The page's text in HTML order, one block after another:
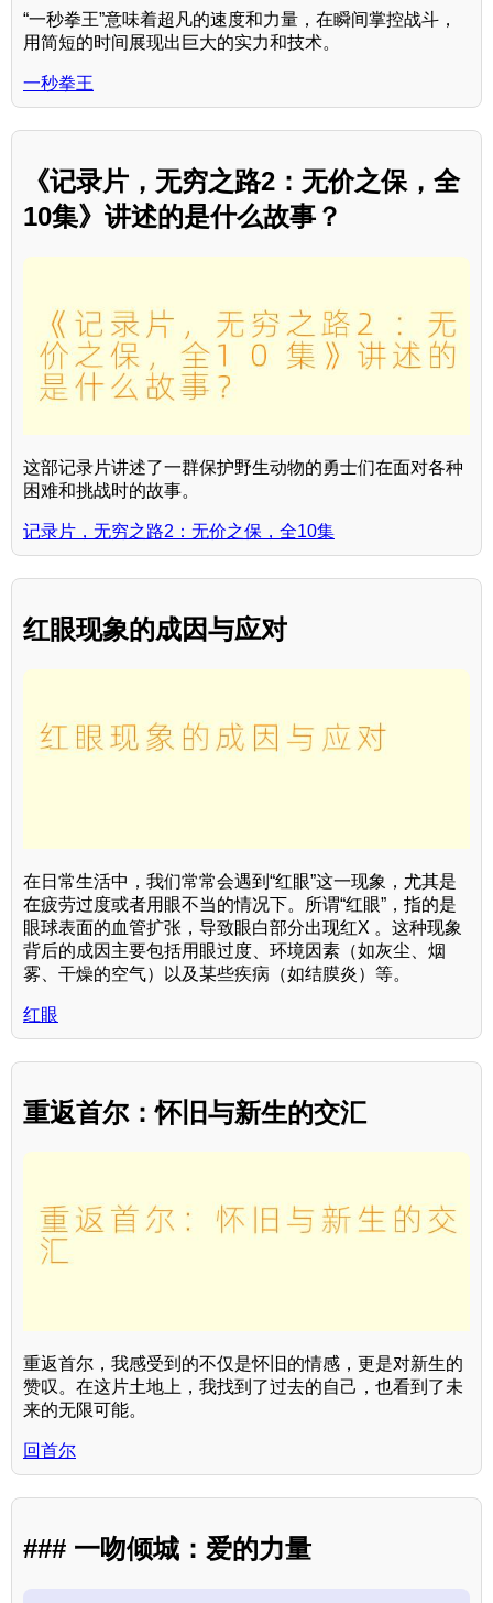
“一秒拳王”意味着超凡的速度和力量，在瞬间掌控战斗，
用简短的时间展现出巨大的实力和技术。
一秒拳王
《记录片，无穷之路2：无价之保，全
10集》讲述的是什么故事？
这部记录片讲述了一群保护野生动物的勇士们在面对各种
困难和挑战时的故事。
记录片，无穷之路2：无价之保，全10集
红眼现象的成因与应对
在日常生活中，我们常常会遇到“红眼”这一现象，尤其是
在疲劳过度或者用眼不当的情况下。所谓“红眼”，指的是
眼球表面的血管扩张，导致眼白部分出现红X 。这种现象
背后的成因主要包括用眼过度、环境因素（如灰尘、烟
雾、干燥的空气）以及某些疾病（如结膜炎）等。
红眼
重返首尔：怀旧与新生的交汇
重返首尔，我感受到的不仅是怀旧的情感，更是对新生的
赞叹。在这片土地上，我找到了过去的自己，也看到了未
来的无限可能。
回首尔
### 一吻倾城：爱的力量